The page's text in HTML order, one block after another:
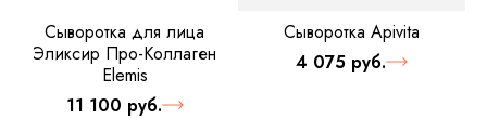
Cыворотка для лица
Эликсир Про-Коллаген
Elemis
11 100 руб.
Сыворотка Apivita
4 075 руб.